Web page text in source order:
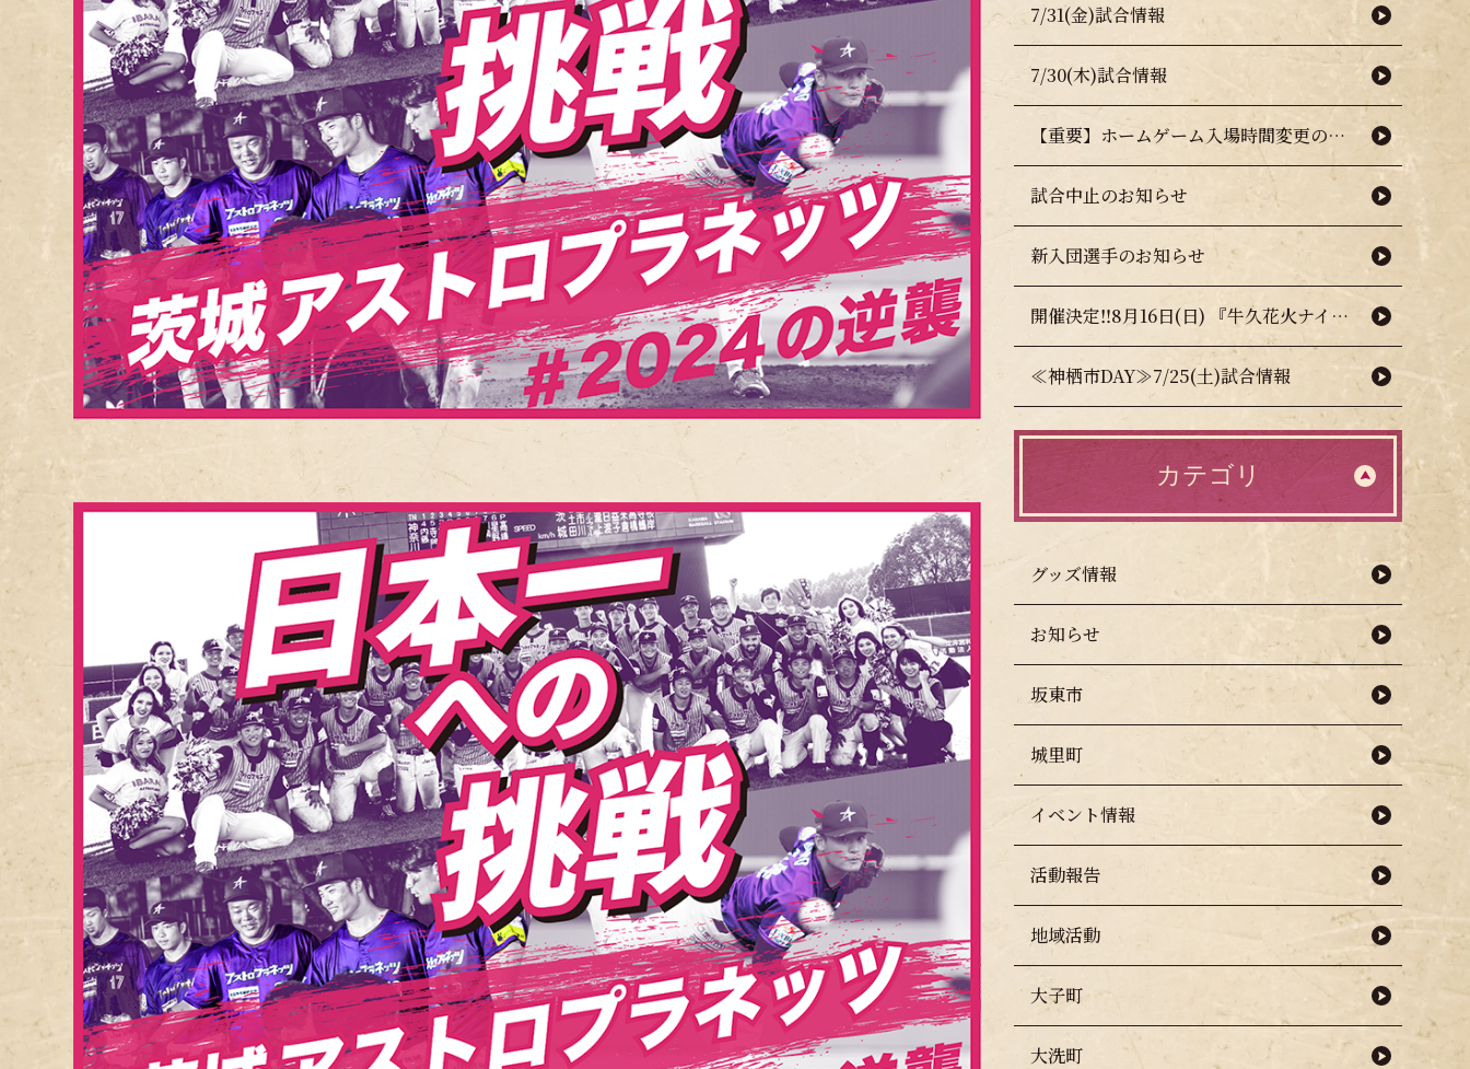
7/31(金)試合情報
7/30(木)試合情報
【重要】ホームゲーム入場時間変更のお知らせ（熱中症対策について）
試合中止のお知らせ
新入団選手のお知らせ
開催決定‼8月16日(日) 『牛久花火ナイター』🎇🧨
≪神栖市DAY≫7/25(土)試合情報
カテゴリ
グッズ情報
お知らせ
坂東市
城里町
イベント情報
活動報告
地域活動
大子町
大洗町